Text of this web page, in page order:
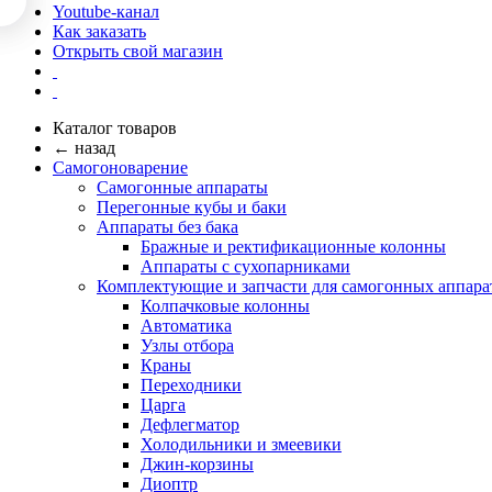
Youtube-канал
Как заказать
Открыть свой магазин
Каталог товаров
← назад
Самогоноварение
Самогонные аппараты
Перегонные кубы и баки
Аппараты без бака
Бражные и ректификационные колонны
Аппараты с сухопарниками
Комплектующие и запчасти для самогонных
Колпачковые колонны
Автоматика
Узлы отбора
Краны
Переходники
Царга
Дефлегматор
Холодильники и змеевики
Джин-корзины
Диоптр